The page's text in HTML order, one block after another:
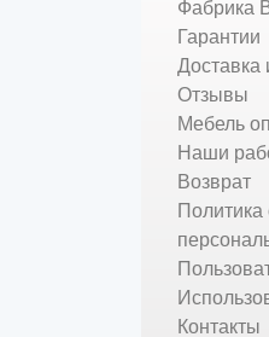
Фабрика
Гарантии
Доставка
Отзывы
Мебель
Наши
Возврат
Политика
Контакты